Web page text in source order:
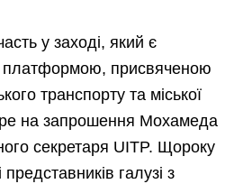
у заході, який є
платформою, присвяченою
транспорту та міської
на запрошення Мохамеда
секретаря UITP. Щороку
галузі з